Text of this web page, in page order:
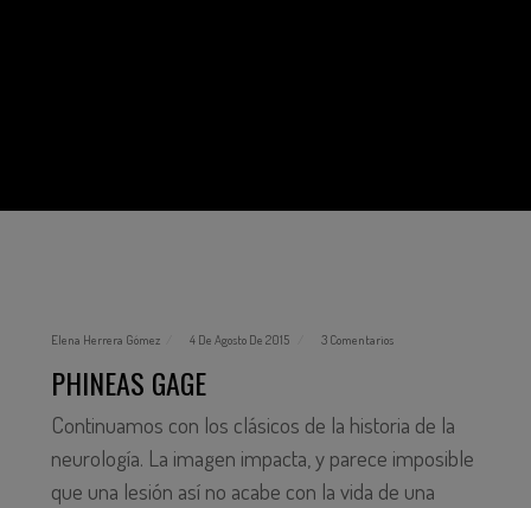
Elena Herrera Gómez 4 De Agosto De 2015 3 Comentarios
PHINEAS GAGE
Continuamos con los clásicos de la historia de la
neurología. La imagen impacta, y parece imposible
que una lesión así no acabe con la vida de una